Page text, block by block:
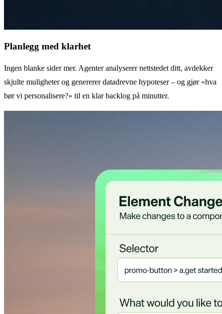
Planlegg med klarhet
Ingen blanke sider mer. Agenter analyserer nettstedet ditt, avdekker
skjulte muligheter og genererer datadrevne hypoteser – og gjør «hva
bør vi personalisere?» til en klar backlog på minutter.